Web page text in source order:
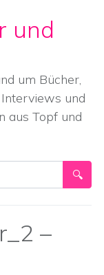
und
um Bücher,
und
aus Topf und
–